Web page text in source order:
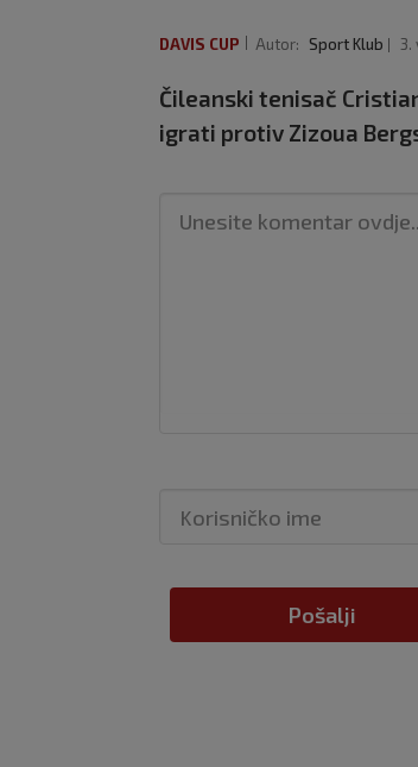
DAVIS CUP Autor: Sport Klub 3.
Čileanski tenisač
igrati protiv Zizoua
Pošalji